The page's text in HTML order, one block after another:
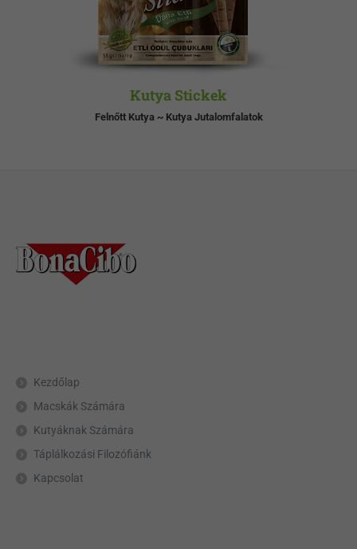
Kutya Stickek
Felnőtt Kutya ~ Kutya Jutalomfalatok
Kezdőlap
Macskák Számára
Kutyáknak Számára
Táplálkozási Filozófiánk
Kapcsolat